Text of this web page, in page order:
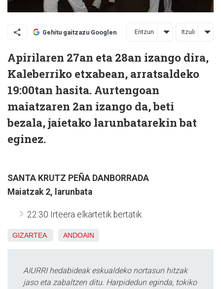
Gehitu gaitzazu Googlen Entzun Itzuli
Apirilaren 27an eta 28an izango dira,
Kaleberriko etxabean, arratsaldeko
19:00tan hasita. Aurtengoan
maiatzaren 2an izango da, beti
bezala, jaietako larunbatarekin bat
eginez.
SANTA KRUTZ PEÑA DANBORRADA
Maiatzak 2, larunbata
22:30 Irteera elkartetik bertatik.
GIZARTEA ANDOAIN
AIURRI hedabideak eskualdeko nortasun hitzak
jaso eta zabaltzen ditu. Harpidedun eginda, tokiko